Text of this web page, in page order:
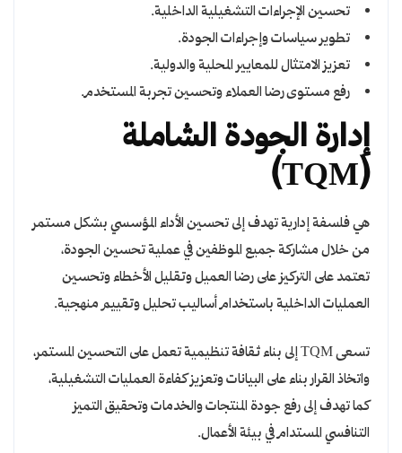
تحسين الإجراءات التشغيلية الداخلية.
تطوير سياسات وإجراءات الجودة.
تعزيز الامتثال للمعايير المحلية والدولية.
رفع مستوى رضا العملاء وتحسين تجربة المستخدم.
إدارة الجودة الشاملة
(TQM)
هي فلسفة إدارية تهدف إلى تحسين الأداء المؤسسي بشكل مستمر
من خلال مشاركة جميع الموظفين في عملية تحسين الجودة،
تعتمد على التركيز على رضا العميل وتقليل الأخطاء وتحسين
العمليات الداخلية باستخدام أساليب تحليل وتقييم منهجية.
تسعى TQM إلى بناء ثقافة تنظيمية تعمل على التحسين المستمر،
واتخاذ القرار بناء على البيانات وتعزيز كفاءة العمليات التشغيلية،
كما تهدف إلى رفع جودة المنتجات والخدمات وتحقيق التميز
التنافسي المستدام في بيئة الأعمال.